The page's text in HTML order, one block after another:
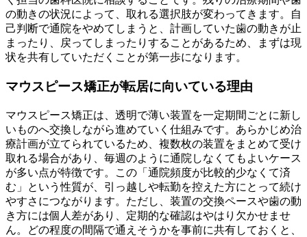
の動きの状況によって、取れる選択肢が変わってきます。自
己判断で通院をやめてしまうと、計画していた歯の動きが止
まったり、戻ってしまったりすることがあるため、まずは現
状を共有していただくことが第一歩になります。
マウスピース矯正が転居に向いている理由
マウスピース矯正は、透明で薄い装置を一定期間ごとに新し
いものへ交換しながら進めていく仕組みです。あらかじめ治
療計画が立てられているため、複数枚の装置をまとめて受け
取れる場合があり、毎週のように通院しなくてもよいケース
が多い点が特徴です。この「通院頻度が比較的少なくて済
む」という性質が、引っ越しや転勤を控えた方にとって続け
やすさにつながります。ただし、装置の交換ペースや歯の動
き方には個人差があり、定期的な確認はやはり欠かせませ
ん。どの程度の間隔で通えそうかを事前に共有しておくと、